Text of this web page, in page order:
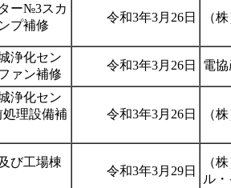
ー№3スカ
プ補修
令和3年3月26日 （
浄化セン
ァン補修
令和3年3月26日 電
浄化セン
理設備補
令和3年3月26日 （
び工場棟
令和3年3月29日
（
ル